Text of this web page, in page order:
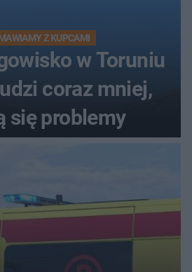
Z KUPCAMI
w Toruniu
coraz mniej,
się problemy